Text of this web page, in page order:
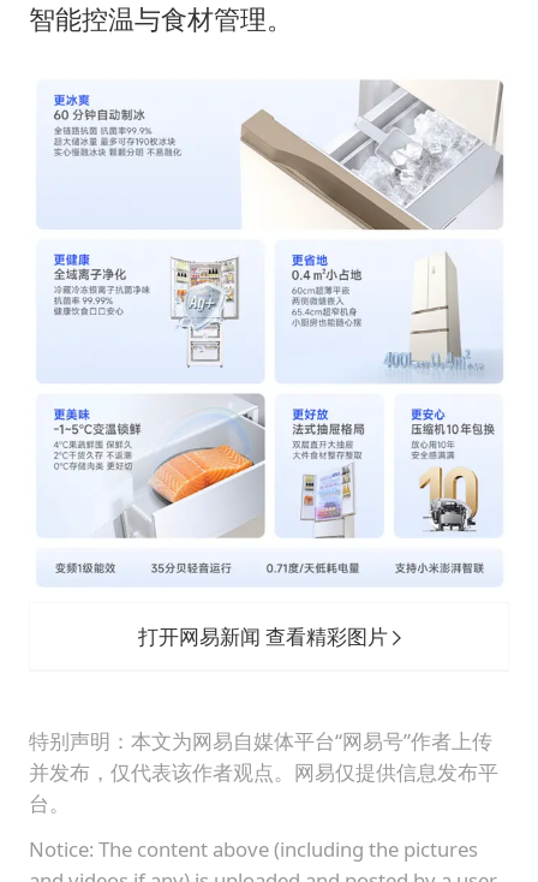
智能控温与食材管理。
打开网易新闻 查看精彩图片
特别声明：本文为网易自媒体平台“网易号”作者上传
并发布，仅代表该作者观点。网易仅提供信息发布平
台。
Notice: The content above (including the pictures